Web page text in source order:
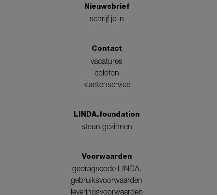
Nieuwsbrief
schrijf je in
Contact
vacatures
colofon
klantenservice
LINDA.foundation
steun gezinnen
Voorwaarden
gedragscode LINDA.
gebruiksvoorwaarden
leveringsvoorwaarden